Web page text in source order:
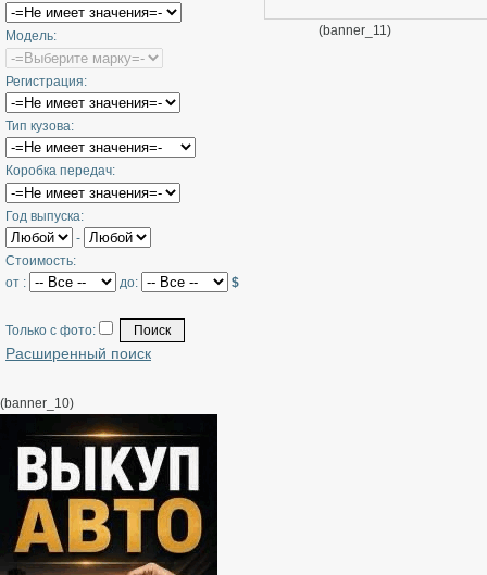
Модель:
Регистрация:
Тип кузова:
Коробка передач:
Год выпуска:
-
Стоимость:
от :
до: $
Только с фото:
Расширенный поиск
(banner_10)
(banner_11)